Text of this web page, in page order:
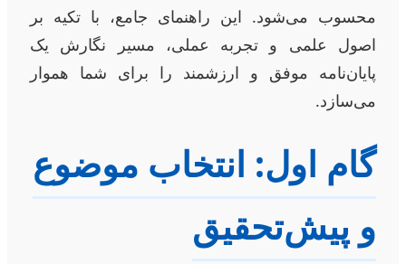
محسوب می‌شود. این راهنمای جامع، با تکیه بر
اصول علمی و تجربه عملی، مسیر نگارش یک
پایان‌نامه موفق و ارزشمند را برای شما هموار
می‌سازد.
گام اول: انتخاب موضوع
و پیش‌تحقیق